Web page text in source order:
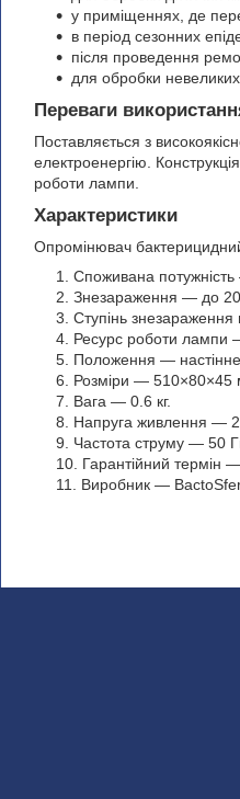
у приміщеннях, де
в період сезонних
після проведення
для обробки
Переваги
Поставляється з
електроенергію.
роботи лампи.
Характеристики
Опромінювач
Споживана
Знезараження — до 20
Ступінь знезараження
Ресурс роботи лампи
Положення — настінне.
Розміри — 510×80×45
Вага — 0.6 кг.
Напруга живлення —
Частота струму — 50
Гарантійний термін —
Виробник —